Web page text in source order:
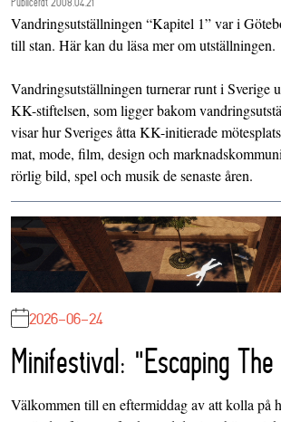
Vandringsutställningen “Kapitel 1” var i
till stan. Härkan du läsa mer om utställningen.
Vandringsutställningen turnerar runt i Sverige
KK-stiftelsen, som ligger bakom
visar hur Sveriges åtta KK-initierade
mat, mode, film, design och
rörlig bild, spel och musikde senaste åren.
2026-06-24
Minifestival: "Escaping
Välkommen till en eftermiddag av att kolla på